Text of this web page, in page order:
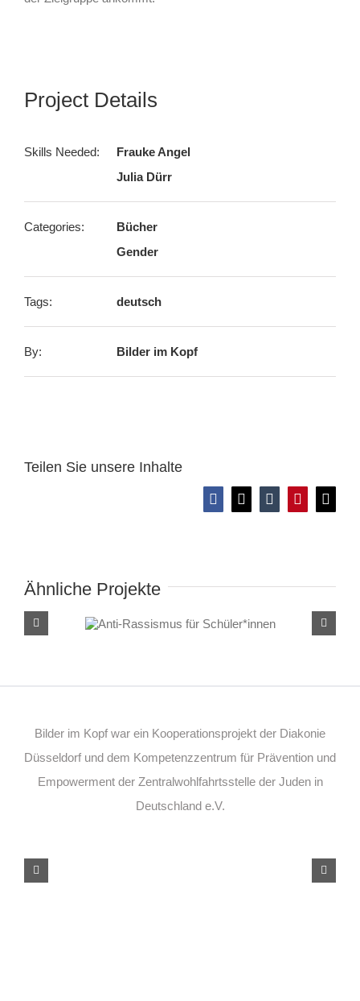
Project Details
Skills Needed:
Frauke Angel
Julia Dürr
Categories:
Bücher
Gender
Tags: deutsch
By: Bilder im Kopf
Teilen Sie unsere Inhalte
Facebook
X TumblrPinterest
E-
Ähnliche ProjekteAnti-Rassismus für
Schüler*innen
Bilder im Kopf war ein Kooperationsprojekt der Diakonie
Düsseldorf und dem Kompetenzzentrum für Prävention und
Empowerment der Zentralwohlfahrtsstelle der Juden in
Deutschland e.V.